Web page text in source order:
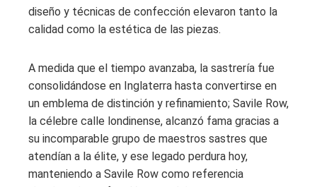
diseño y técnicas de confección elevaron tanto la
calidad como la estética de las piezas.
A medida que el tiempo avanzaba, la sastrería fue
consolidándose en Inglaterra hasta convertirse en
un emblema de distinción y refinamiento; Savile Row,
la célebre calle londinense, alcanzó fama gracias a
su incomparable grupo de maestros sastres que
atendían a la élite, y ese legado perdura hoy,
manteniendo a Savile Row como referencia